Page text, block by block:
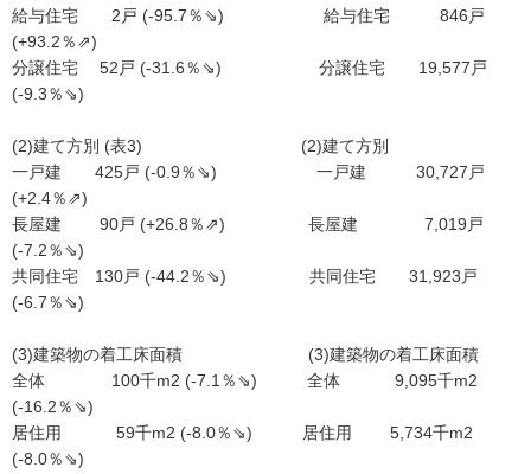
給与住宅 2戸 (-95.7％⇘) 給与住宅 846戸
(+93.2％⇗)
分譲住宅 52戸 (-31.6％⇘) 分譲住宅 19,577戸
(-9.3％⇘)
(2)建て方別 (表3) (2)建て方別
一戸建 425戸 (-0.9％⇘) 一戸建 30,727戸
(+2.4％⇗)
長屋建 90戸 (+26.8％⇗) 長屋建 7,019戸
(-7.2％⇘)
共同住宅 130戸 (-44.2％⇘) 共同住宅 31,923戸
(-6.7％⇘)
(3)建築物の着工床面積 (3)建築物の着工床面積
全体 100千m2 (-7.1％⇘) 全体 9,095千m2
(-16.2％⇘)
居住用 59千m2 (-8.0％⇘) 居住用 5,734千m2
(-8.0％⇘)